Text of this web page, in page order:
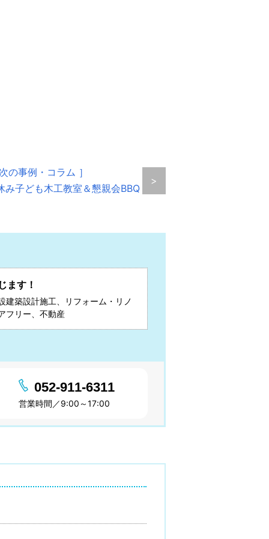
次の事例・コラム ］
み子ども木工教室＆懇親会BBQ
>
ます！
建築設計施工、リフォーム・リノ
フリー、不動産
052-911-6311
営業時間／9:00～17:00